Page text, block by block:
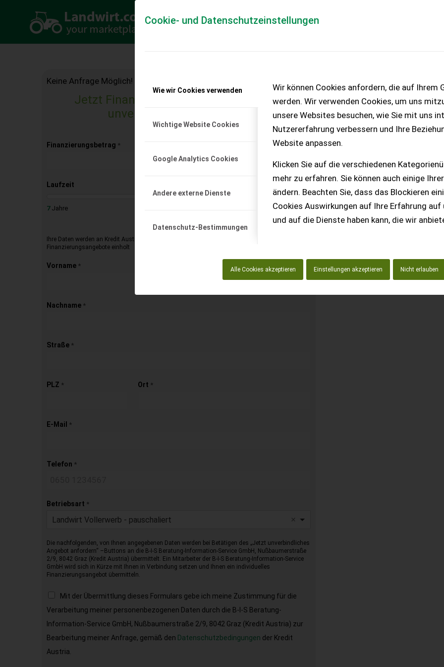
Cookie- und Datenschutzeinstellungen
Wie wir Cookies verwenden
Wichtige Website Cookies
Google Analytics Cookies
Andere externe Dienste
Datenschutz-Bestimmungen
Wir können Cookies anfordern, die auf Ihrem
werden. Wir verwenden Cookies, um uns
unsere Websites besuchen, wie Sie mit uns
Nutzererfahrung verbessern und Ihre
Website anpassen.
Klicken Sie auf die verschiedenen
mehr zu erfahren. Sie können auch einige
ändern. Beachten Sie, dass das Blockieren
Cookies Auswirkungen auf Ihre Erfahrung
und auf die Dienste haben kann, die wir
Alle Cookies akzeptieren Einstellungen akzeptieren Nicht erlauben
Keine Anfrage Möglich!
Jetzt Finanzierungsangebot anfordern
unverbindlich & kostenlos!
Finanzierungsbetrag *
Laufzeit
7Jahre
Ihre Daten werden an Kredit Austria übermittelt, die dann für Sie kostenlos unverbindliche
Finanzierungsangebote einholt
Vorname *
Nachname *
Straße *
PLZ * Ort *
E-Mail *
Telefon *
Betriebsart *
Landwirt Vollerwerb - pauschaliert
Die nachfolgenden, von Ihnen angegebenen Daten werden bei Betätigen des „Jetzt unverbindliches
Angebot anfordern“ –Buttons an die B-I-S Beratung-Information-Service GmbH, Nußbaumerstraße
2/9, 8042 Graz (Kredit Austria) übermittelt. Ein Mitarbeiter der B-I-S Beratung-Information-Service
GmbH wird sich in Kürze mit Ihnen in Verbindung setzen und Ihnen ein individuelles
Finanzierungsangebot übermitteln.
Mit der Übermittlung dieses Formulars gebe ich meine Zustimmung für die
Verarbeitung meiner personenbezogenen Daten durch die B-I-S Beratung-
Information-Service GmbH, Nußbaumerstraße 2/9, 8042 Graz (Kredit Austria) zur
Bearbeitung meiner Anfrage, gemäß den Datenschutzbedingungen der Kredit
Austria.